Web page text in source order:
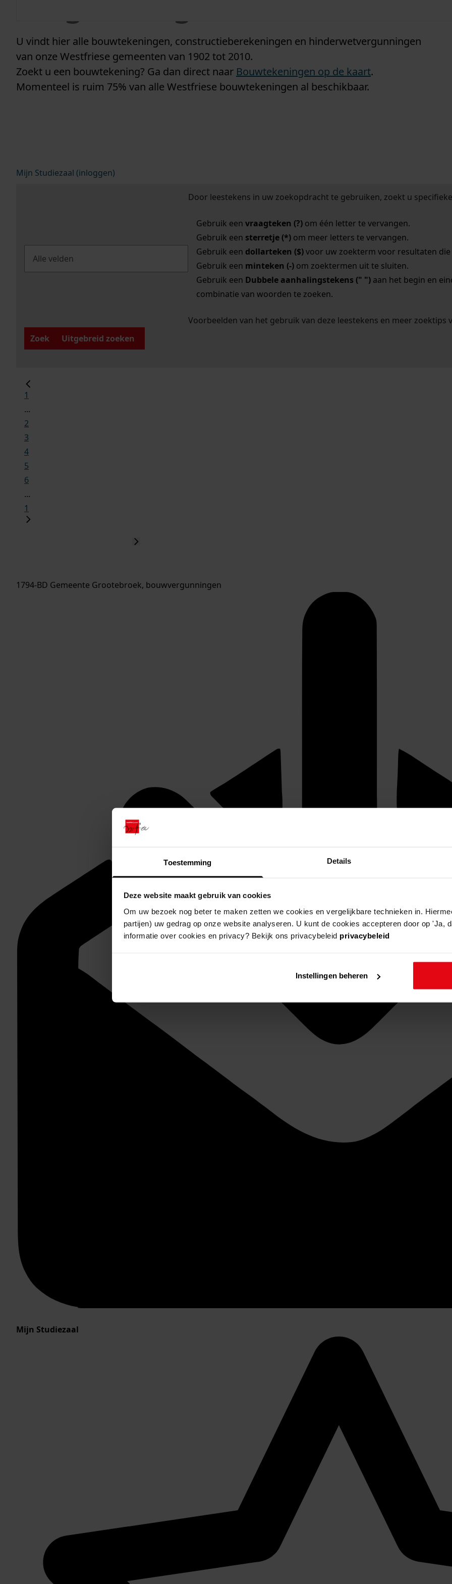
Toestemming Details
Deze website maakt gebruik van cookies
Om uw bezoek nog beter te maken zetten we cookies en vergelijkbare technieken in.
partijen) uw gedrag op onze website analyseren. U kunt de cookies accepteren door op 'Ja,
informatie over cookies en privacy? Bekijk ons privacybeleid privacybeleid
Instellingen beheren
U vindt hier alle bouwtekeningen, constructieberekeningen en hinderwetvergunningen
van onze Westfriese gemeenten van 1902 tot 2010.
Zoekt u een bouwtekening? Ga dan direct naar Bouwtekeningen op de kaart.
Momenteel is ruim 75% van alle Westfriese bouwtekeningen al beschikbaar.
Mijn Studiezaal (inloggen)
Door leestekens in uw zoekopdracht te gebruiken, zoekt u
Gebruik een vraagteken (?)om één letter te vervangen.
Gebruik een sterretje (*)om meer letters te vervangen.
Gebruik een dollarteken ($)voor uw zoekterm voor resultaten die
Gebruik een minteken (-)om zoektermen uit te sluiten.
Gebruik een Dubbele aanhalingstekens (" ")aan het begin en
combinatie van woorden te zoeken.
Voorbeelden van het gebruik van deze leestekens en meer zoektips
Zoek
Uitgebreid zoeken
1
...
2
3
4
5
6
...
1
1794-BD Gemeente Grootebroek, bouwvergunningen
Mijn Studiezaal